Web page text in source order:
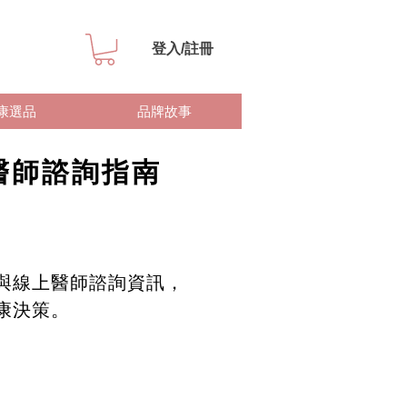
登入/註冊
選品 品牌故事
師諮詢指南
上醫師諮詢資訊，
策。